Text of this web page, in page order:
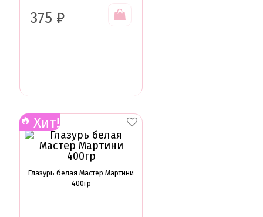
375 ₽
Хит!
Глазурь белая Мастер Мартини
400гр